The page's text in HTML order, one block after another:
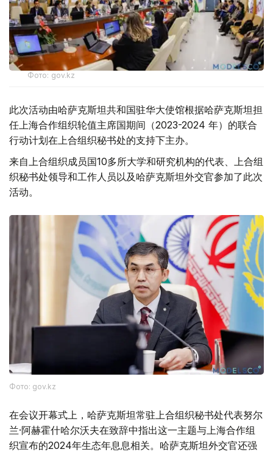
Фото: gov.kz
此次活动由哈萨克斯坦共和国驻华大使馆根据哈萨克斯坦担
任上海合作组织轮值主席国期间（2023-2024 年）的联合
行动计划在上合组织秘书处的支持下主办。
来自上合组织成员国10多所大学和研究机构的代表、上合组
织秘书处领导和工作人员以及哈萨克斯坦外交官参加了此次
活动。
Фото: gov.kz
在会议开幕式上，哈萨克斯坦常驻上合组织秘书处代表努尔
兰·阿赫霍什哈尔沃夫在致辞中指出这一主题与上海合作组
织宣布的2024年生态年息息相关。哈萨克斯坦外交官还强